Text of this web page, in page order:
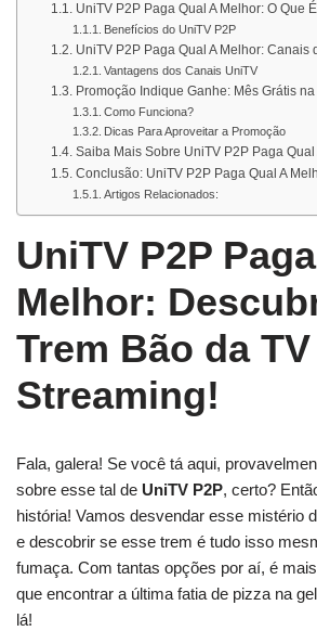
UniTV P2P Paga Qual A Melhor: O Que
Benefícios do UniTV P2P
UniTV P2P Paga Qual A Melhor: Canais
Vantagens dos Canais UniTV
Promoção Indique Ganhe: Mês Grátis
Como Funciona?
Dicas Para Aproveitar a Promoção
Saiba Mais Sobre UniTV P2P Paga Qual
Conclusão: UniTV P2P Paga Qual A
Artigos Relacionados:
UniTV P2P
Melhor:
Trem Bão da TV
Streaming!
Fala, galera! Se você tá aqui,
sobre esse tal de UniTV P2P, certo?
história! Vamos desvendar esse mistério
e descobrir se esse trem é tudo isso
fumaça. Com tantas opções por aí, é
que encontrar a última fatia de pizza na
lá!